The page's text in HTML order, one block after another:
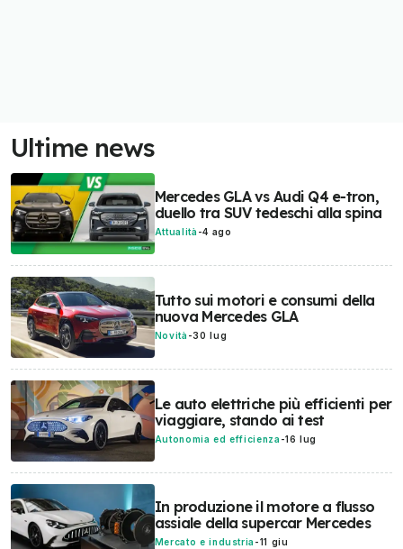
Ultime news
Mercedes GLA vs Audi Q4 e-tron,
duello tra SUV tedeschi alla spina
Attualità -4 ago
Tutto sui motori e consumi della
nuova Mercedes GLA
Novità -30 lug
Le auto elettriche più efficienti per
viaggiare, stando ai test
Autonomia ed efficienza -16 lug
In produzione il motore a flusso
assiale della supercar Mercedes
Mercato e industria -11 giu